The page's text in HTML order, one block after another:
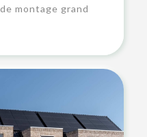
montage grand